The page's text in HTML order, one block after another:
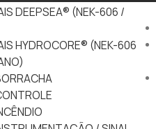
DEEPSEA® (NEK-606 /
HYDROCORE® (NEK-606